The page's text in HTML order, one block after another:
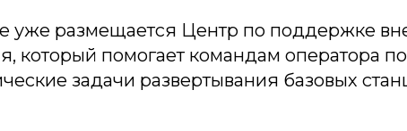
уже размещается Центр по поддержке
который помогает командам оператора
задачи развертывания базовых